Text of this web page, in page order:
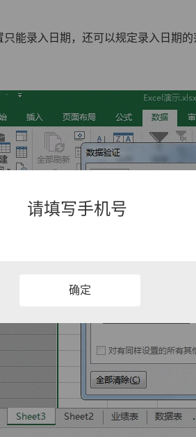
只能录入日期，还可以规定录入日期
请填写手机号
确定